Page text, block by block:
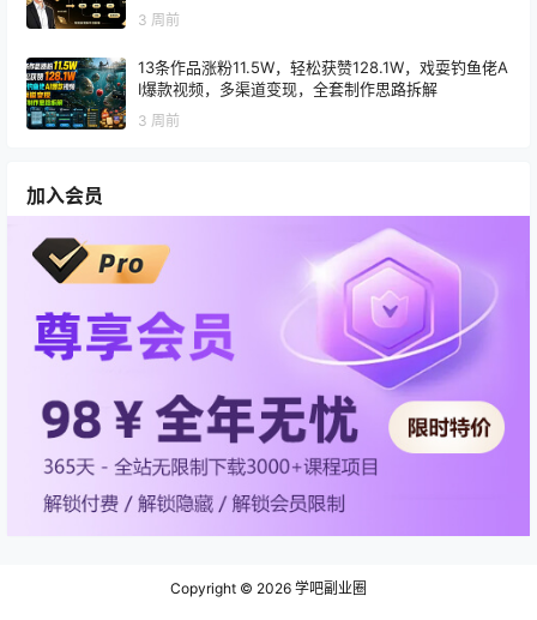
3 周前
13条作品涨粉11.5W，轻松获赞128.1W，戏耍钓鱼佬A
I爆款视频，多渠道变现，全套制作思路拆解
3 周前
加入会员
Copyright © 2026 学吧副业圈